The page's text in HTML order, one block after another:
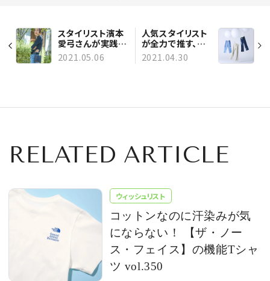
スタイリスト濱本
愛弓さんが実践！
BIGOTREのミニ
バッグでつくる、モ
2021.05.06
人気スタイリスト
が全力で推す、春
夏デニム12本！
2021.04.30
RELATED ARTICLE
ウィッシュリスト
コットンなのに汗染みが気
にならない！ 【ザ・ノー
ス・フェイス】の機能Tシャ
ツ vol.350